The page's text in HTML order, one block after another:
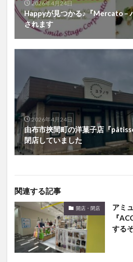
2026年4月24日
Happyが見つかる♪『Mercato –
されます
2026年4月24日
由布市挾間町の洋菓子店『
閉店していました
関連する記事
開店・閉店
アミ
『
する